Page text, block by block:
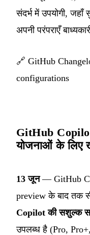
संदर्भ में उपयोगी, जहाँ
अपनी परंपराएँ
🔗 GitHub
configurations
GitHub
योजनाओं के लिए
13 जून— GitHub
preview के बाद तक
Copilot की सशुल्क
उपलब्ध है (Pro,